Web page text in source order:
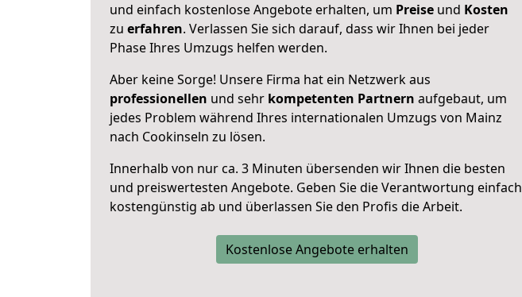
und einfach kostenlose Angebote erhalten, um Preise und Kosten
zu erfahren. Verlassen Sie sich darauf, dass wir Ihnen bei jeder
Phase Ihres Umzugs helfen werden.
Aber keine Sorge! Unsere Firma hat ein Netzwerk aus
professionellen und sehr kompetenten Partnern aufgebaut, um
jedes Problem während Ihres internationalen Umzugs von Mainz
nach Cookinseln zu lösen.
Innerhalb von nur ca. 3 Minuten übersenden wir Ihnen die besten
und preiswertesten Angebote. Geben Sie die Verantwortung einfach
kostengünstig ab und überlassen Sie den Profis die Arbeit.
Kostenlose Angebote erhalten